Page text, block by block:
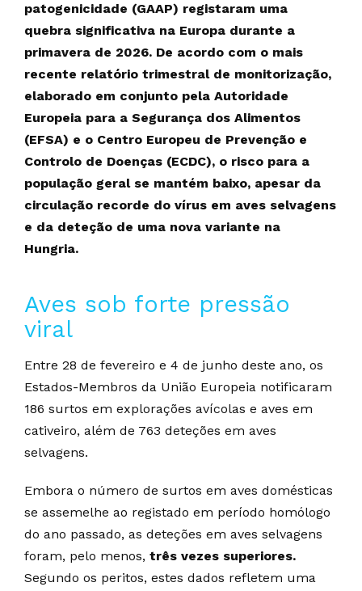
patogenicidade (GAAP) registaram uma
quebra significativa na Europa durante a
primavera de 2026. De acordo com o mais
recente relatório trimestral de monitorização,
elaborado em conjunto pela Autoridade
Europeia para a Segurança dos Alimentos
(EFSA) e o Centro Europeu de Prevenção e
Controlo de Doenças (ECDC), o risco para a
população geral se mantém baixo, apesar da
circulação recorde do vírus em aves selvagens
e da deteção de uma nova variante na
Hungria.
Aves sob forte pressão
viral
Entre 28 de fevereiro e 4 de junho deste ano, os
Estados-Membros da União Europeia notificaram
186 surtos em explorações avícolas e aves em
cativeiro, além de 763 deteções em aves
selvagens.
Embora o número de surtos em aves domésticas
se assemelhe ao registado em período homólogo
do ano passado, as deteções em aves selvagens
foram, pelo menos, três vezes superiores.
Segundo os peritos, estes dados refletem uma